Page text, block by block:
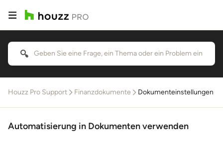
Houzz Pro Support Finanzdokumente Dokumenteinstellungen
Automatisierung in Dokumenten verwenden